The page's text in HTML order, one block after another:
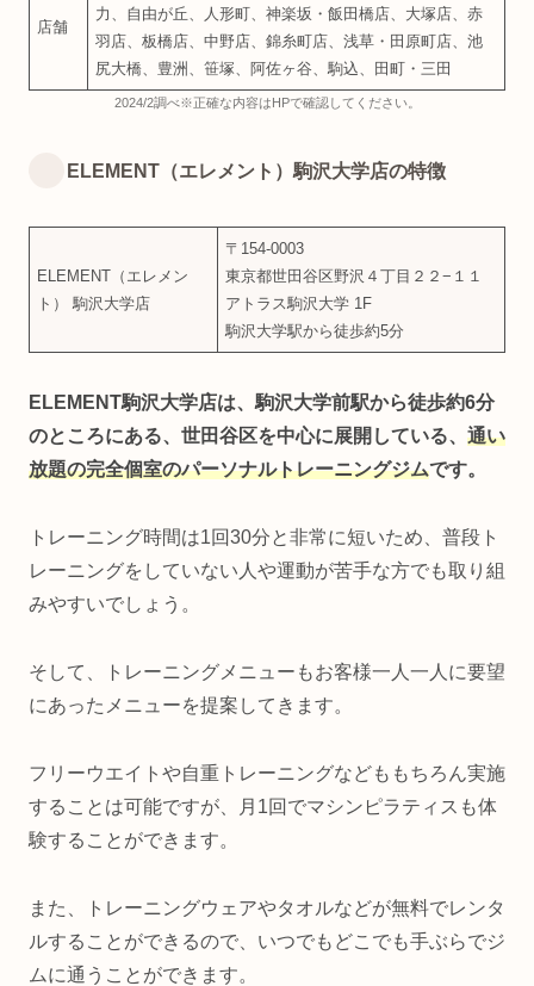
店舗
力、自由が丘、人形町、神楽坂・飯田橋店、大塚店、赤
羽店、板橋店、中野店、錦糸町店、浅草・田原町店、池
尻大橋、豊洲、笹塚、阿佐ヶ谷、駒込、田町・三田
2024/2調べ※正確な内容はHPで確認してください。
ELEMENT（エレメント）駒沢大学店の特徴
ELEMENT（エレメン
ト） 駒沢大学店
〒154-0003
東京都世田谷区野沢４丁目２２−１１
アトラス駒沢大学 1F
駒沢大学駅から徒歩約5分
ELEMENT駒沢大学店は、駒沢大学前駅から徒歩約6分
のところにある、世田谷区を中心に展開している、 通い
放題の完全個室のパーソナルトレーニングジムです。
トレーニング時間は1回30分と非常に短いため、普段ト
レーニングをしていない人や運動が苦手な方でも取り組
みやすいでしょう。
そして、トレーニングメニューもお客様一人一人に要望
にあったメニューを提案してきます。
フリーウエイトや自重トレーニングなどももちろん実施
することは可能ですが、月1回でマシンピラティスも体
験することができます。
また、トレーニングウェアやタオルなどが無料でレンタ
ルすることができるので、いつでもどこでも手ぶらでジ
ムに通うことができます。